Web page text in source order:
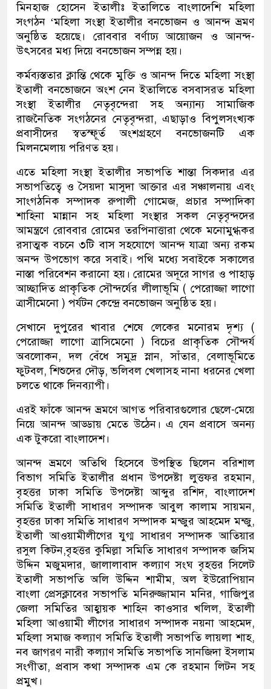
মিনহাজ হোসেন ইতালীঃ ইতালিতে বাংলাদেশি মহিলা
সংগঠন ‘মহিলা সংস্থা ইতালীর বনভোজন ও আনন্দ ভ্রমণ
অনুষ্ঠিত হয়েছে। রোববার বর্ণাঢ্য আয়োজন ও আনন্দ-
উৎসবের মধ্য দিয়ে বনভোজন সম্পন্ন হয়।
কর্মব্যস্ততার ক্লান্তি থেকে মুক্তি ও আনন্দ দিতে মহিলা সংস্থা
ইতালী বনভোজনে অংশ নেন ইতালিতে বসবাসরত মহিলা
সংস্থা ইতালীর নেতৃবৃন্দেরা সহ অন্যান্য সামাজিক
রাজনৈতিক সংগঠনের নেতৃবৃন্দরা, এছাড়াও বিপুলসংখ্যক
প্রবাসীদের স্বতস্ফূর্ত অংশগ্রহণে বনভোজনটি এক
মিলনমেলায় পরিণত হয়।
এতে মহিলা সংস্থা ইতালীর সভাপতি শান্তা সিকদার এর
সভাপতিত্বে ও সৈয়দা মাসুদা আক্তার এর সঞ্চালনায় এবং
সাংগঠনিক সম্পাদক রুপালী গোমেজ, প্রচার সম্পাদিকা
শাহিনা মান্নান সহ মহিলা সংস্থার সকল নেতৃবৃন্দদের
আমন্ত্রণে রোববার রোমের তরপিনাত্তারা থেকে মনোমুগ্ধকর
রসাত্মক বচনে ৩টি বাস সহযোগে আনন্দ যাত্রা অন্য রকম
অনন্দ উপভোগ করে সবাই। পথি মধ্যে সবাইকে সকালের
নাস্তা পরিবেশন করানো হয়। রোমের অদূরে সাগর ও পাহাড়
আচ্ছাদিত প্রাকৃতিক সৌন্দর্যের লীলাভূমি ( পেরোজ্জা লাগো
ত্রাসীমেনো ) পর্যটন কেন্দ্রে বনভোজন অনুষ্ঠিত হয়।
সেখানে দুপুরের খাবার শেষে লেকের মনোরম দৃশ্য (
পেরোজ্জা লাগো ত্রাসিমেনো ) বিচের প্রাকৃতিক সৌন্দর্য
অবলোকন, দল বেঁধে সমুদ্র স্নান, সাঁতার, বেলাভূমিতে
ফুটবল, শিশুদের দৌড়, ভলিবল খেলাসহ নানা ধরনের খেলা
চলতে থাকে দিনব্যাপী।
এরই ফাঁকে আনন্দ ভ্রমণে আগত পরিবারগুলোর ছেলে-মেয়ে
নিয়ে আনন্দ আড্ডায় মেতে উঠেন। এ যেন প্রবাসে অনন্য
এক টুকরো বাংলাদেশ।
আনন্দ ভ্রমণে অতিথি হিসেবে উপস্থিত ছিলেন বরিশাল
বিভাগ সমিতি ইতালীর প্রধান উপদেষ্টা লুত্তফর রহমান,
বৃহত্তর ঢাকা সমিতি উপদেষ্টা আব্দুর রশিদ, বাংলাদেশ
সমিতি ইতালী সাধারণ সম্পাদক আবুল কালাম সায়মন,
বৃহত্তর ঢাকা সমিতি সাধারণ সম্পাদক মন্জুর আহমেদ মন্জু,
ইতালী আওয়ামীলীগের যুগ্ম সাধারণ সম্পাদক আতিয়ার
রসুল কিটন,বৃহত্তর কুমিল্লা সমিতি সাধারণ সম্পাদক জসিম
উদ্দিন মজুমদার, জালালাবাদ কল্যাণ সংঘ বৃহত্তর সিলেট
ইতালী সভাপতি অলি উদ্দিন শামীম, অল ইউরোপিয়ান
বাংলা প্রেসক্লাবের সভাপতি মনিরুজ্জামান মনির, গাজিপুর
জেলা সমিতির আহ্বায়ক শাহিন কাওসার খলিল, ইতালী
মহিলা আওয়ামী লীগের সাধারণ সম্পাদক নয়না আহমেদ,
মহিলা সমাজ কল্যাণ সমিতি ইতালী সভাপতি লায়লা শাহ,
নব জাগরণ নারী কল্যাণ সমিতি সভাপতি সানজিদা ইসলাম
সংগীতা, প্রবাস কথা সম্পাদক এম কে রহমান লিটন সহ
প্রমুখ।